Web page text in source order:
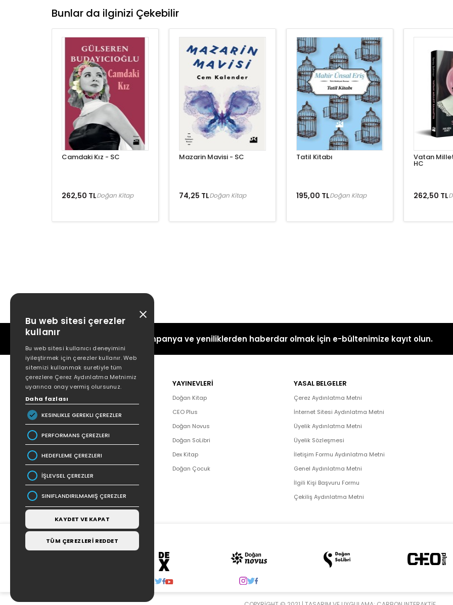
Bunlar da ilginizi Çekebilir
Camdaki Kız - SC
262,50 TLDoğan Kitap
Mazarin Mavisi - SC
74,25 TLDoğan Kitap
Tatil Kitabı
195,00 TLDoğan Kitap
Vatan
HC
262,50 TL
Kampanya ve yeniliklerden haberdar olmak için e-bültenimize kayıt olun.
POPÜLER
Hakkımızda
Yazar Listesi
İletişim
Bizden Haberler
YAYINEVLERİ
Doğan Kitap
CEO Plus
Doğan Novus
Doğan SoLibri
Dex Kitap
Doğan Çocuk
YASAL BELGELER
Çerez Aydınlatma Metni
İnternet Sitesi Aydınlatma Metni
Üyelik Aydınlatma Metni
Üyelik Sözleşmesi
İletişim Formu Aydınlatma Metni
Genel Aydınlatma Metni
İlgili Kişi Başvuru Formu
Çekiliş Aydınlatma Metni
Bu web sitesi çerezler
kullanır
Bu web sitesi kullanıcı deneyimini
iyileştirmek için çerezler kullanır. Web
sitemizi kullanmak suretiyle tüm
çerezlere Çerez Aydınlatma Metnimiz
uyarınca onay vermiş olursunuz.
Daha fazlası
KESINLIKLE GEREKLI ÇEREZLER
PERFORMANS ÇEREZLERI
HEDEFLEME ÇEREZLERI
İŞLEVSEL ÇEREZLER
SINIFLANDIRILMAMIŞ ÇEREZLER
KAYDET VE KAPAT
TÜM ÇEREZLERİ REDDET